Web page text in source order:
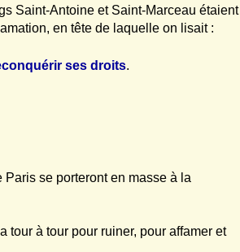
Saint-Antoine et Saint-Marceau étaient
en tête de laquelle on lisait :
ses droits.
Paris se porteront en masse à la
tour à tour pour ruiner, pour affamer et